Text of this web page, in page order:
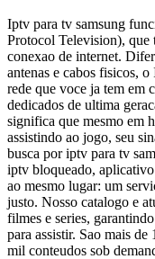
Iptv para tv samsung
Protocol Television), que
conexao de internet.
antenas e cabos fisicos,
rede que voce ja tem em
dedicados de ultima
significa que mesmo em
assistindo ao jogo, seu
busca por iptv para tv
iptv bloqueado,
ao mesmo lugar: um
justo. Nosso catalogo e
filmes e series,
para assistir. Sao mais
mil conteudos sob